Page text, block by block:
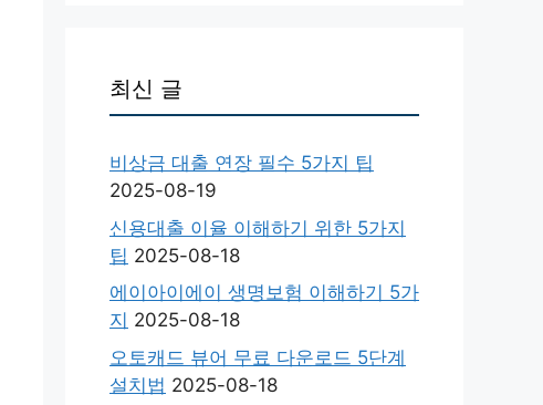
최신 글
비상금 대출 연장 필수 5가지 팁
2025-08-19
신용대출 이율 이해하기 위한 5가지
팁 2025-08-18
에이아이에이 생명보험 이해하기 5가
지 2025-08-18
오토캐드 뷰어 무료 다운로드 5단계
설치법 2025-08-18